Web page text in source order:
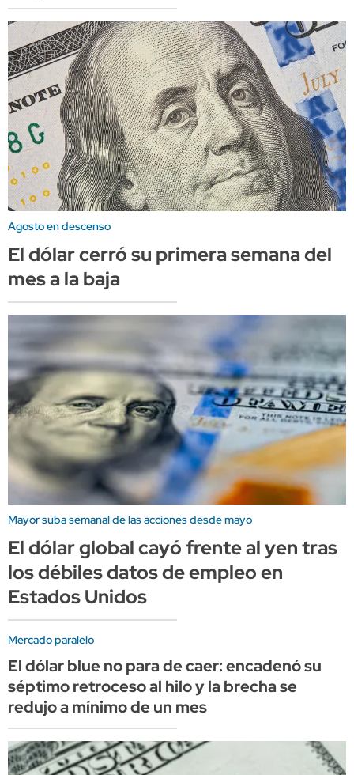
Agosto en descenso
El dólar cerró su primera semana del
mes a la baja
Mayor suba semanal de las acciones desde mayo
El dólar global cayó frente al yen tras
los débiles datos de empleo en
Estados Unidos
Mercado paralelo
El dólar blue no para de caer: encadenó su
séptimo retroceso al hilo y la brecha se
redujo a mínimo de un mes